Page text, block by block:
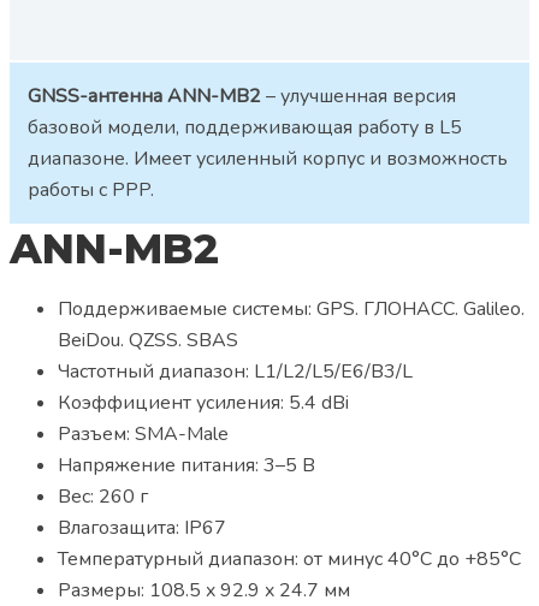
GNSS-антенна ANN-MB2– улучшенная версия
базовой модели, поддерживающая работу в L5
диапазоне. Имеет усиленный корпус и возможность
работы с PPP.
ANN-MB2
Поддерживаемые системы: GPS. ГЛОНАСС. Galileo.
BeiDou. QZSS. SBAS
Частотный диапазон: L1/L2/L5/E6/B3/L
Коэффициент усиления: 5.4 dBi
Разъем: SMA-Male
Напряжение питания: 3–5 В
Вес: 260 г
Влагозащита: IP67
Температурный диапазон: от минус 40°С до +85°С
Размеры: 108.5 x 92.9 x 24.7 мм